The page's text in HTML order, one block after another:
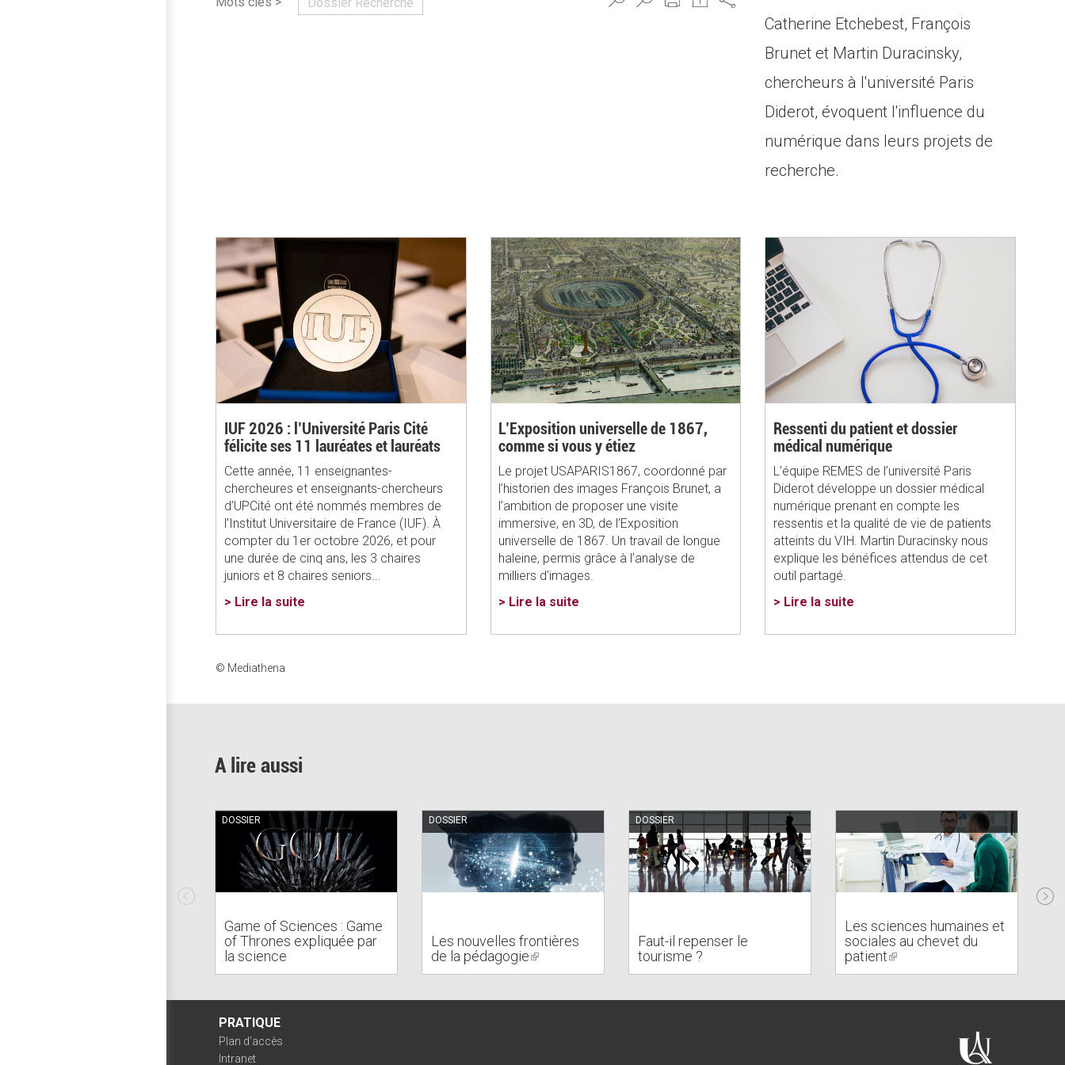
Catherine Etchebest, François
Brunet et Martin Duracinsky,
chercheurs à l'université Paris
Diderot, évoquent l'influence du
numérique dans leurs projets de
recherche.
IUF 2026 : l’Université Paris Cité
félicite ses 11 lauréates et lauréats
Cette année, 11 enseignantes-
chercheures et enseignants-chercheurs
d’UPCité ont été nommés membres de
l’Institut Universitaire de France (IUF). À
compter du 1er octobre 2026, et pour
une durée de cinq ans, les 3 chaires
juniors et 8 chaires seniors...
> Lire la suite
L’Exposition universelle de 1867,
comme si vous y étiez
Le projet USAPARIS1867, coordonné par
l’historien des images François Brunet, a
l’ambition de proposer une visite
immersive, en 3D, de l’Exposition
universelle de 1867. Un travail de longue
haleine, permis grâce à l’analyse de
milliers d'images.
> Lire la suite
Ressenti du patient et dossier
médical numérique
L’équipe REMES de l’université Paris
Diderot développe un dossier médical
numérique prenant en compte les
ressentis et la qualité de vie de patients
atteints du VIH. Martin Duracinsky nous
explique les bénéfices attendus de cet
outil partagé.
> Lire la suite
© Mediathena
A lire aussi
DOSSIER
Game of Sciences : Game
of Thrones expliquée par
la science
DOSSIER
Les nouvelles frontières
de la pédagogie(link
is
DOSSIER
Faut-il repenser le
tourisme ?
Les sciences humaines et
sociales au chevet du
patient(link
is
PRATIQUE
Plan d'accès
Intranet